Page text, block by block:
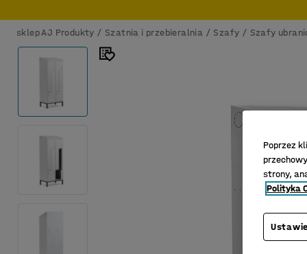
sklep AJ Produkty Szatnia i przebieralnia Szafy Szafy
Poprzez
strony,
Polityka